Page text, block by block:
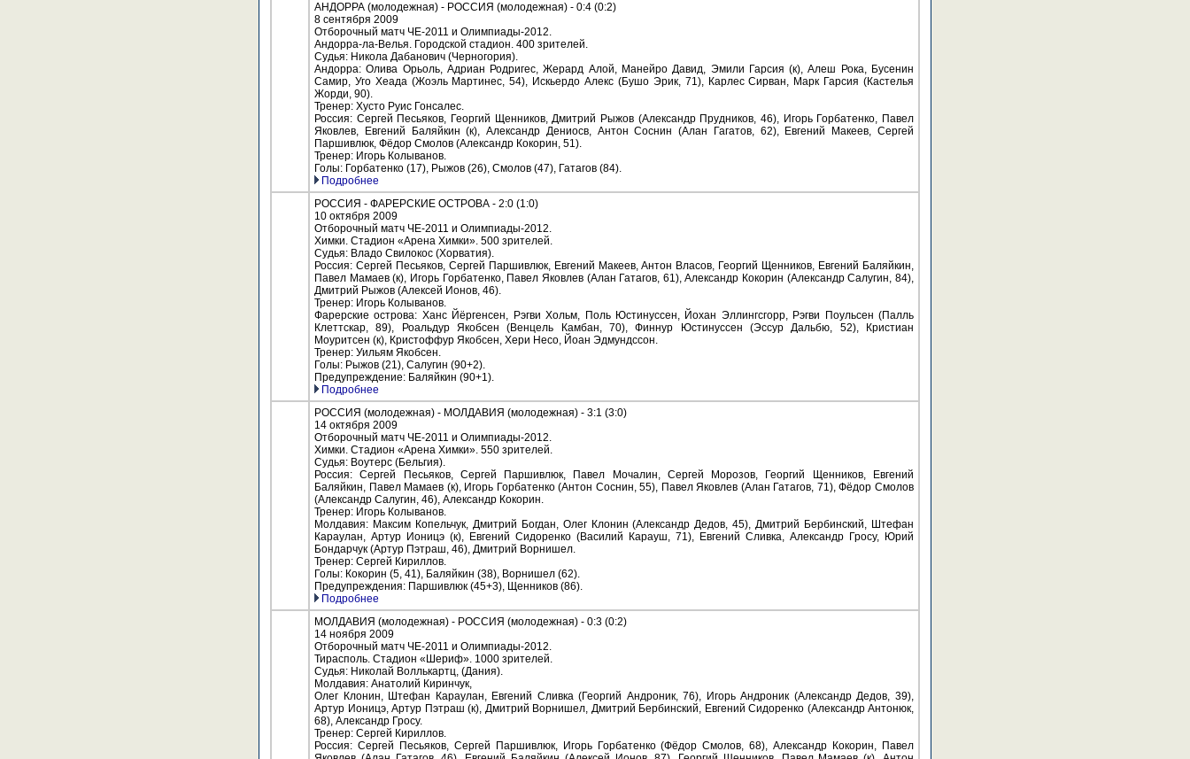
АНДОРРА (молодежная) - РОССИЯ (молодежная) - 0:4 (0:2)
8 сентября 2009
Отборочный матч ЧЕ-2011 и Олимпиады-2012.
Андорра-ла-Велья. Городской стадион. 400 зрителей.
Судья: Никола Дабанович (Черногория).
Андорра: Олива Орьоль, Адриан Родригес, Жерард Алой, Манейро Давид, Эмили Гарсия (к), Алеш Рока, Бусенин
Самир, Уго Хеада (Жоэль Мартинес, 54), Искьердо Алекс (Бушо Эрик, 71), Карлес Сирван, Марк Гарсия (Кастелья
Жорди, 90).
Тренер: Хусто Руис Гонсалес.
Россия: Сергей Песьяков, Георгий Щенников, Дмитрий Рыжов (Александр Прудников, 46), Игорь Горбатенко, Павел
Яковлев, Евгений Баляйкин (к), Александр Дениосв, Антон Соснин (Алан Гагатов, 62), Евгений Макеев, Сергей
Паршивлюк, Фёдор Смолов (Александр Кокорин, 51).
Тренер: Игорь Колыванов.
Голы: Горбатенко (17), Рыжов (26), Смолов (47), Гатагов (84).
Подробнее
РОССИЯ - ФАРЕРСКИЕ ОСТРОВА - 2:0 (1:0)
10 октября 2009
Отборочный матч ЧЕ-2011 и Олимпиады-2012.
Химки. Стадион «Арена Химки». 500 зрителей.
Судья: Владо Свилокос (Хорватия).
Россия: Сергей Песьяков, Сергей Паршивлюк, Евгений Макеев, Антон Власов, Георгий Щенников, Евгений Баляйкин,
Павел Мамаев (к), Игорь Горбатенко, Павел Яковлев (Алан Гатагов, 61), Александр Кокорин (Александр Салугин, 84),
Дмитрий Рыжов (Алексей Ионов, 46).
Тренер: Игорь Колыванов.
Фарерские острова: Ханс Йёргенсен, Рэгви Хольм, Поль Юстинуссен, Йохан Эллингсгорр, Рэгви Поульсен (Палль
Клеттскар, 89), Роальдур Якобсен (Венцель Камбан, 70), Финнур Юстинуссен (Эссур Дальбю, 52), Кристиан
Моуритсен (к), Кристоффур Якобсен, Хери Несо, Йоан Эдмундссон.
Тренер: Уильям Якобсен.
Голы: Рыжов (21), Салугин (90+2).
Предупреждение: Баляйкин (90+1).
Подробнее
РОССИЯ (молодежная) - МОЛДАВИЯ (молодежная) - 3:1 (3:0)
14 октября 2009
Отборочный матч ЧЕ-2011 и Олимпиады-2012.
Химки. Стадион «Арена Химки». 550 зрителей.
Судья: Воутерс (Бельгия).
Россия: Сергей Песьяков, Сергей Паршивлюк, Павел Мочалин, Сергей Морозов, Георгий Щенников, Евгений
Баляйкин, Павел Мамаев (к), Игорь Горбатенко (Антон Соснин, 55), Павел Яковлев (Алан Гатагов, 71), Фёдор Смолов
(Александр Салугин, 46), Александр Кокорин.
Тренер: Игорь Колыванов.
Молдавия: Максим Копельчук, Дмитрий Богдан, Олег Клонин (Александр Дедов, 45), Дмитрий Бербинский, Штефан
Караулан, Артур Ионицэ (к), Евгений Сидоренко (Василий Карауш, 71), Евгений Сливка, Александр Гросу, Юрий
Бондарчук (Артур Пэтраш, 46), Дмитрий Ворнишел.
Тренер: Сергей Кириллов.
Голы: Кокорин (5, 41), Баляйкин (38), Ворнишел (62).
Предупреждения: Паршивлюк (45+3), Щенников (86).
Подробнее
МОЛДАВИЯ (молодежная) - РОССИЯ (молодежная) - 0:3 (0:2)
14 ноября 2009
Отборочный матч ЧЕ-2011 и Олимпиады-2012.
Тирасполь. Стадион «Шериф». 1000 зрителей.
Судья: Николай Воллькартц, (Дания).
Молдавия: Анатолий Киринчук,
Олег Клонин, Штефан Караулан, Евгений Сливка (Георгий Андроник, 76), Игорь Андроник (Александр Дедов, 39),
Артур Ионицэ, Артур Пэтраш (к), Дмитрий Ворнишел, Дмитрий Бербинский, Евгений Сидоренко (Александр Антонюк,
68), Александр Гросу.
Тренер: Сергей Кириллов.
Россия: Сергей Песьяков, Сергей Паршивлюк, Игорь Горбатенко (Фёдор Смолов, 68), Александр Кокорин, Павел